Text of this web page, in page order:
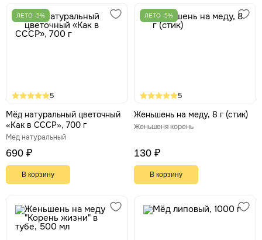
ЛЕТО -5%
5
Мёд натуральный цветочный
«Как в СССР», 700 г
Мед натуральный
690 ₽
В корзину
ЛЕТО -5%
5
Женьшень на меду, 8 г (стик)
Женьшеня корень
130 ₽
В корзину